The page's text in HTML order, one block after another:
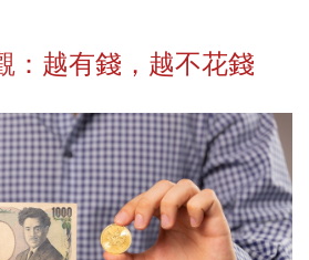
：越有錢，越不花錢